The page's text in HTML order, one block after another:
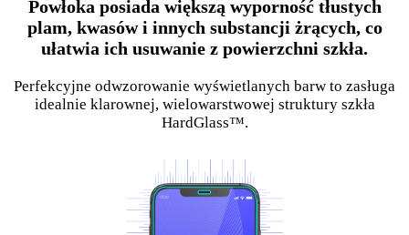
Powłoka posiada większą wyporność tłustych
plam, kwasów i innych substancji żrących, co
ułatwia ich usuwanie z powierzchni szkła.
Perfekcyjne odwzorowanie wyświetlanych barw to zasługa
idealnie klarownej, wielowarstwowej struktury szkła
HardGlass™.